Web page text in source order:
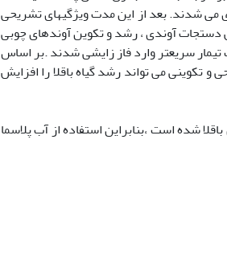
مدت ۴۰ تا ۵۰ روز آبیاری می شدند. بعد از این مدت ویژگیهای تشریحی
دستجات آوندی ، رشد و تکوین آوندهای چوبی
سریعتر وارد فاز زایشی شدند .بر اساس
و تکوینی می تواند رشد گیاه باقلا را افزایش
شده است ،بنابرایناستفاده از آب پلاسما